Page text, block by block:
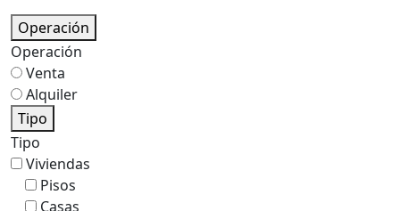
Operación
Operación
Venta
Alquiler
Tipo
Tipo
Viviendas
Pisos
Casas